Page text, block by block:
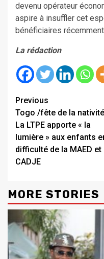
devenu opérateur
aspire à insuffler cet
bénéficiaires
La rédaction
Continue
Reading
Previous
Togo /fête de la
La LTPE apporte « la
lumière » aux enfants
difficulté de la MAED et
CADJE
MORE STORIES